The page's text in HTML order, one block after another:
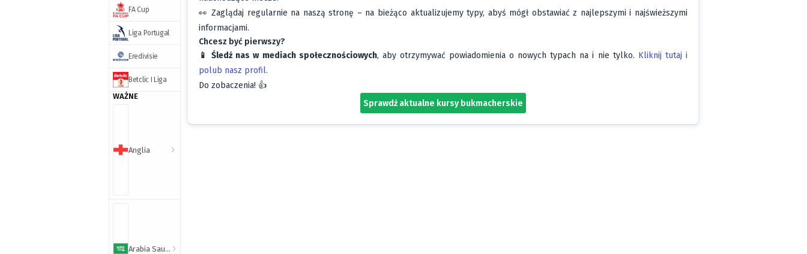
FA Cup
Liga Portugal
Eredivisie
Betclic I Liga
WAŻNE
Anglia
Arabia Saudyjska
👀 Zaglądaj regularnie na naszą stronę – na bieżąco aktualizujemy typy, abyś mógł obstawiać z najlepszymi i najświeższymi
informacjami.
Chcesz być pierwszy?
📱 Śledź nas w mediach społecznościowych, aby otrzymywać powiadomienia o nowych typach na i nie tylko. Kliknij tutaj i
polub nasz profil.
Do zobaczenia! 👍
Sprawdź aktualne kursy bukmacherskie